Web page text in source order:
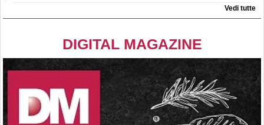
Vedi tutte
DIGITAL MAGAZINE